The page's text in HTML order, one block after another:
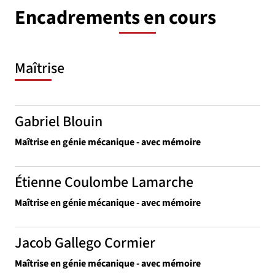
Encadrements en cours
Maîtrise
Gabriel Blouin
Maîtrise en génie mécanique - avec mémoire
Étienne Coulombe Lamarche
Maîtrise en génie mécanique - avec mémoire
Jacob Gallego Cormier
Maîtrise en génie mécanique - avec mémoire